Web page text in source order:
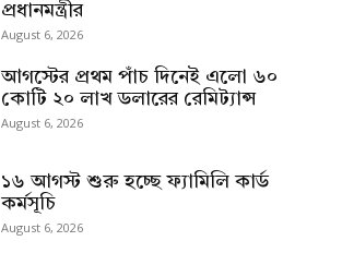
প্রধানমন্ত্রীর
August 6, 2026
আগস্টের প্রথম পাঁচ দিনেই এলো ৬০
কোটি ২০ লাখ ডলারের রেমিট্যান্স
August 6, 2026
১৬ আগস্ট শুরু হচ্ছে ফ্যামিলি কার্ড
কর্মসূচি
August 6, 2026